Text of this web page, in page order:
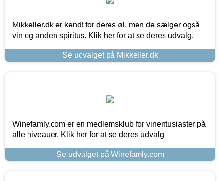
Mikkeller.dk er kendt for deres øl, men de sælger også
vin og anden spiritus. Klik her for at se deres udvalg.
Se udvalget på Mikkeller.dk
Winefamly.com er en medlemsklub for vinentusiaster på
alle niveauer. Klik her for at se deres udvalg.
Se udvalget på Winefamly.com